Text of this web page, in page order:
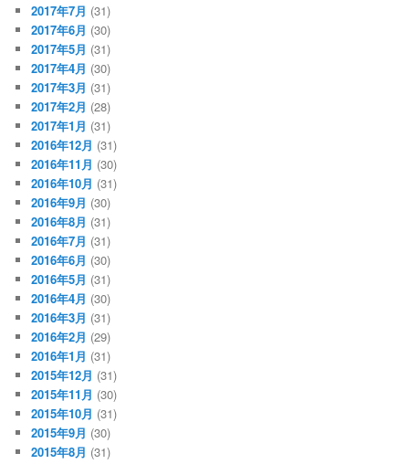
2017年7月 (31)
2017年6月 (30)
2017年5月 (31)
2017年4月 (30)
2017年3月 (31)
2017年2月 (28)
2017年1月 (31)
2016年12月 (31)
2016年11月 (30)
2016年10月 (31)
2016年9月 (30)
2016年8月 (31)
2016年7月 (31)
2016年6月 (30)
2016年5月 (31)
2016年4月 (30)
2016年3月 (31)
2016年2月 (29)
2016年1月 (31)
2015年12月 (31)
2015年11月 (30)
2015年10月 (31)
2015年9月 (30)
2015年8月 (31)